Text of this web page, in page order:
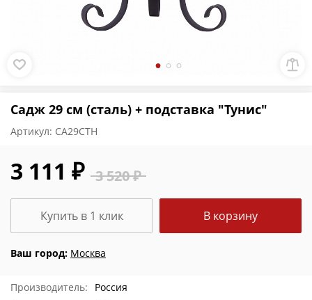
Садж 29 см (сталь) + подставка "Тунис"
Артикул: СА29СТН
3 520 ₽
3 111 ₽
Ваш город: Москва
В корзину
Купить в 1 клик
Производитель:
Россия